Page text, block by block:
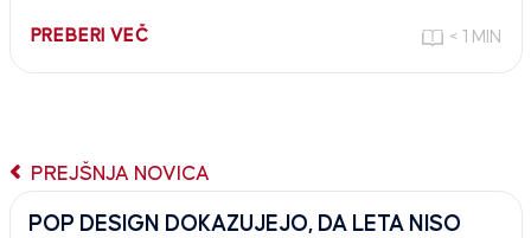
PREBERI VEČ < 1 MIN
PREJŠNJA NOVICA
POP DESIGN DOKAZUJEJO, DA LETA NISO